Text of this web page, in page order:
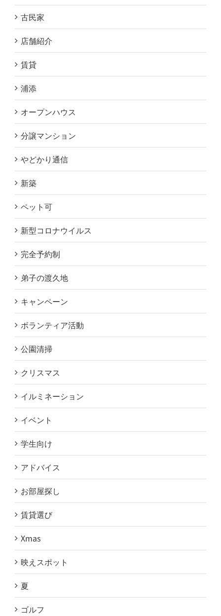
古民家
店舗紹介
賃貸
浦添
オープンハウス
分譲マンション
やどかり通信
新築
ペット可
新型コロナウイルス
完全予約制
弟子の渡久地
キャンペーン
ボランティア活動
公園清掃
クリスマス
イルミネーション
イベント
学生向け
アドバイス
お部屋探し
賃貸選び
Xmas
映えスポット
夏
ゴルフ